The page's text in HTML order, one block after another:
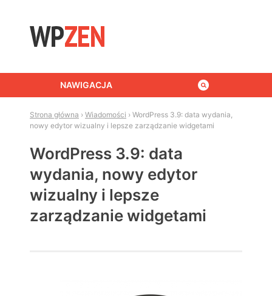
NAWIGACJA
Strona główna › Wiadomości › WordPress 3.9: data wydania,
nowy edytor wizualny i lepsze zarządzanie widgetami
WordPress 3.9: data
wydania, nowy edytor
wizualny i lepsze
zarządzanie widgetami